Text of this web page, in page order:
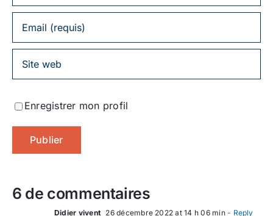
6 de commentaires
Didier vivent 26 décembre 2022 at 14 h 06 min- Reply
Enregistrer mon profil